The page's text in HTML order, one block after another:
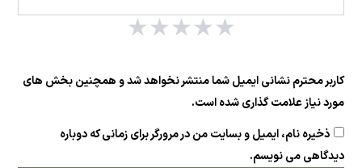
★
★
★
★
★
کاربر محترم نشانی ایمیل شما منتشر نخواهد شد و همچنین بخش های
مورد نیاز علامت گذاری شده است.
ذخیره نام، ایمیل و بسایت من در مرورگر برای زمانی که دوباره
دیدگاهی می نویسم.